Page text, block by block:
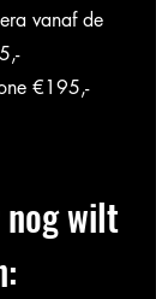
vanaf de
€195,-
nog wilt